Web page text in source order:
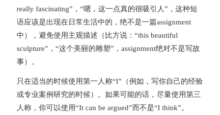
really fascinating”，“嗯，这一点真的很吸引人”，这种短
语应该是出现在日常生活中的，绝不是一篇assignment
中），避免使用主观描述（比方说：“this beautiful
sculpture”，“这个美丽的雕塑”，assignment绝对不是写故
事）。
只在适当的时候使用第一人称“I”（例如，写你自己的经验
或专业案例研究的时候）。如果可能的话，尽量使用第三
人称，你可以使用“It can be argued”而不是“I think”。